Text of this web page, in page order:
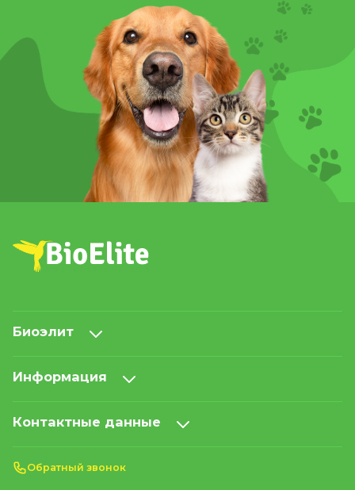
Биоэлит
Информация
Контактные данные
Обратный звонок